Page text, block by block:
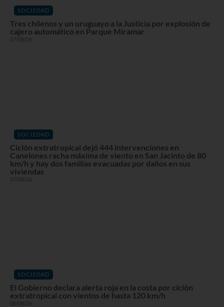
SOCIEDAD
Tres chilenos y un uruguayo a la Justicia por explosión de
cajero automático en Parque Miramar
07/08/26
SOCIEDAD
Ciclón extratropical dejó 444 intervenciones en
Canelones racha máxima de viento en San Jacinto de 80
km/h y hay dos familias evacuadas por daños en sus
viviendas
07/08/26
SOCIEDAD
El Gobierno declara alerta roja en la costa por ciclón
extratropical con vientos de hasta 120 km/h
06/08/26